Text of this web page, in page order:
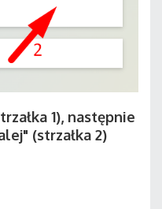
1), następnie
(strzałka 2)